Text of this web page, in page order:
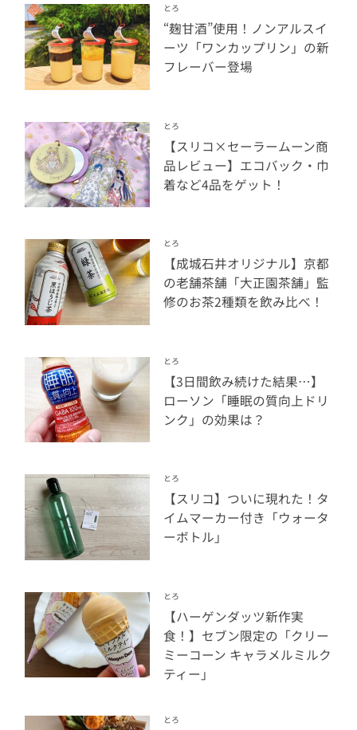
とろ
“麹甘酒”使用！ノンアルスイ
ーツ「ワンカップリン」の新
フレーバー登場
とろ
【スリコ×セーラームーン商
品レビュー】エコバック・巾
着など4品をゲット！
とろ
【成城石井オリジナル】京都
の老舗茶舗「大正園茶舗」監
修のお茶2種類を飲み比べ！
とろ
【3日間飲み続けた結果…】
ローソン「睡眠の質向上ドリ
ンク」の効果は？
とろ
【スリコ】ついに現れた！タ
イムマーカー付き「ウォータ
ーボトル」
とろ
【ハーゲンダッツ新作実
食！】セブン限定の「クリー
ミーコーン キャラメルミルク
ティー」
とろ